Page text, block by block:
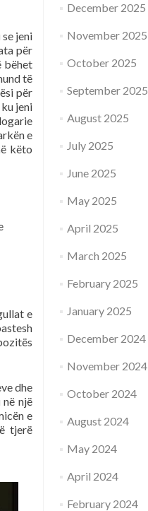
jeni
për
bëhet
të
për
jeni
e
këto
e
dhe
një
e
tjerë
December 2025
November 2025
October 2025
September 2025
August 2025
July 2025
June 2025
May 2025
April 2025
March 2025
February 2025
January 2025
December 2024
November 2024
October 2024
August 2024
May 2024
April 2024
February 2024